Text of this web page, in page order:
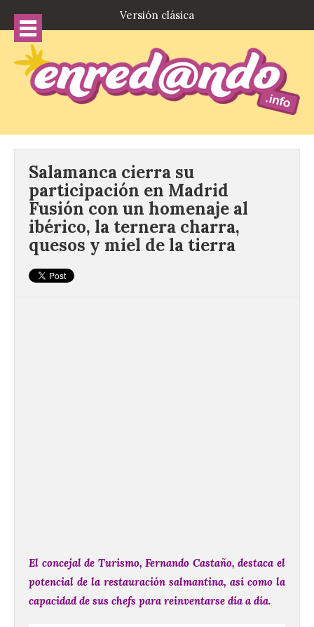
Versión clásica
Salamanca cierra su
participación en Madrid
Fusión con un homenaje al
ibérico, la ternera charra,
quesos y miel de la tierra
El concejal de Turismo, Fernando Castaño, destaca el
potencial de la restauración salmantina, así como la
capacidad de sus chefs para reinventarse día a día.